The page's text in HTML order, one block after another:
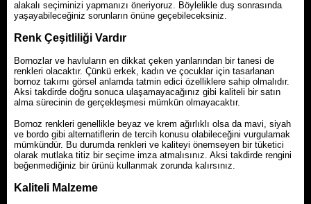
alakalı seçiminizi yapmanızı öneriyoruz. Böylelikle duş sonrasında
yaşayabileceğiniz sorunların önüne geçebileceksiniz.
Renk Çeşitliliği Vardır
Bornozlar ve havluların en dikkat çeken yanlarından bir tanesi de
renkleri olacaktır. Çünkü erkek, kadın ve çocuklar için tasarlanan
bornoz takımı görsel anlamda tatmin edici özelliklere sahip olmalıdır.
Aksi takdirde doğru sonuca ulaşamayacağınız gibi kaliteli bir satın
alma sürecinin de gerçekleşmesi mümkün olmayacaktır.
Bornoz renkleri genellikle beyaz ve krem ağırlıklı olsa da mavi, siyah
ve bordo gibi alternatiflerin de tercih konusu olabileceğini vurgulamak
mümkündür. Bu durumda renkleri ve kaliteyi önemseyen bir tüketici
olarak mutlaka titiz bir seçime imza atmalısınız. Aksi takdirde rengini
beğenmediğiniz bir ürünü kullanmak zorunda kalırsınız.
Kaliteli Malzeme